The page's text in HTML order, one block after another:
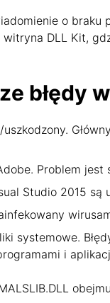
o braku
DLL Kit,
błędy
uszkodzony.
Problem
Studio 2015
systemowe.
i